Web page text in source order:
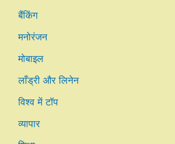
बैंकिंग
मनोरंजन
मोबाइल
लाँड्री और लिनेन
विश्व में टॉप
व्यापार